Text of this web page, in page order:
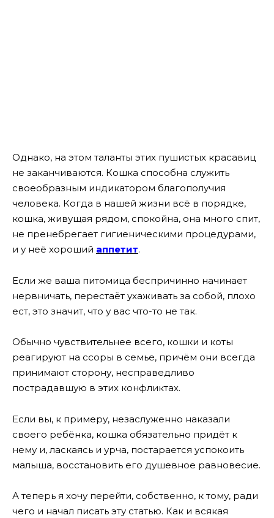
Однако, на этом таланты этих пушистых красавиц
не заканчиваются. Кошка способна служить
своеобразным индикатором благополучия
человека. Когда в нашей жизни всё в порядке,
кошка, живущая рядом, спокойна, она много спит,
не пренебрегает гигиеническими процедурами,
и у неё хороший аппетит.
Если же ваша питомица беспричинно начинает
нервничать, перестаёт ухаживать за собой, плохо
ест, это значит, что у вас что-то не так.
Обычно чувствительнее всего, кошки и коты
реагируют на ссоры в семье, причём они всегда
принимают сторону, несправедливо
пострадавшую в этих конфликтах.
Если вы, к примеру, незаслуженно наказали
своего ребёнка, кошка обязательно придёт к
нему и, ласкаясь и урча, постарается успокоить
малыша, восстановить его душевное равновесие.
А теперь я хочу перейти, собственно, к тому, ради
чего и начал писать эту статью. Как и всякая